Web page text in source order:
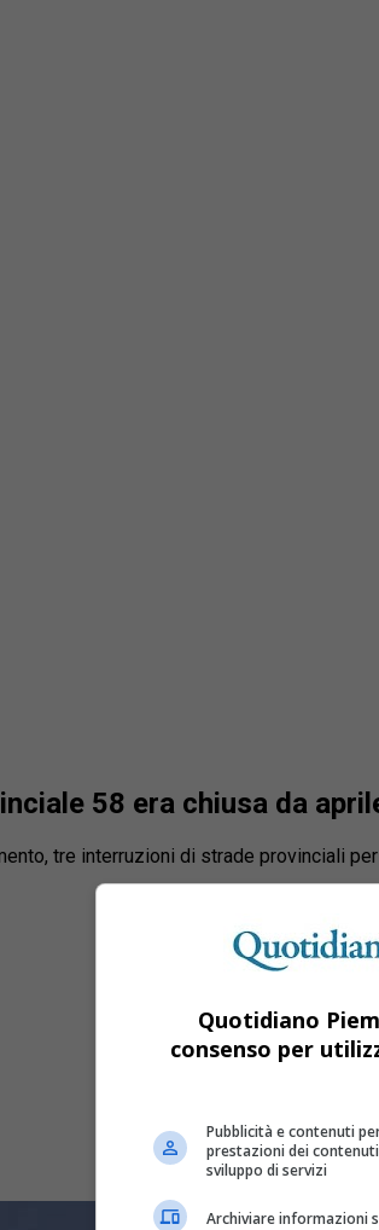
58 era chiusa da
tre interruzioni di strade provinciali
Quotidiano
consenso per
Pubblicità e contenuti
prestazioni dei
sviluppo di servizi
Archiviare informazioni